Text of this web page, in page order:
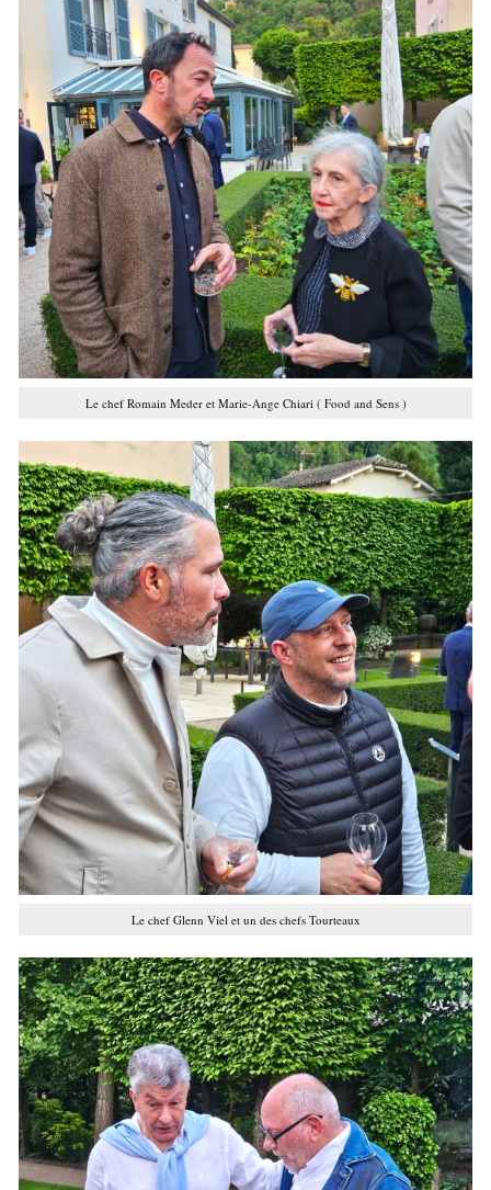
Le chef Romain Meder et Marie-Ange Chiari ( Food and Sens )
Le chef Glenn Viel et un des chefs Tourteaux